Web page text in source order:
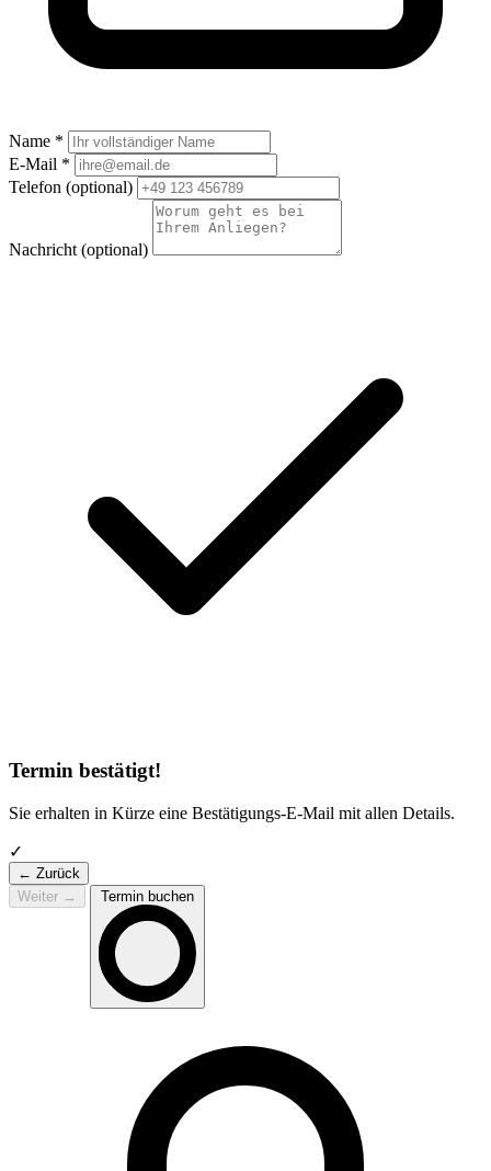
Name *
E-Mail *
Telefon (optional)
Nachricht(optional)
Termin bestätigt!
Sie erhalten in Kürze eine Bestätigungs-E-Mail mit allen Details.
✓
← Zurück
Weiter → Termin buchen